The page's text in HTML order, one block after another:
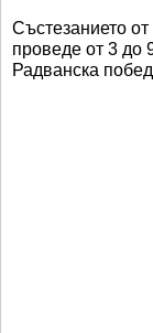
Състезанието
проведе от 3 до
Радванска